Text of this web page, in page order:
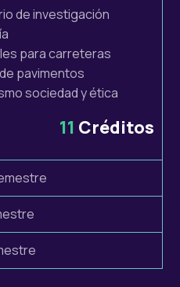
de investigación
para carreteras
pavimentos
sociedad y ética
11 Créditos